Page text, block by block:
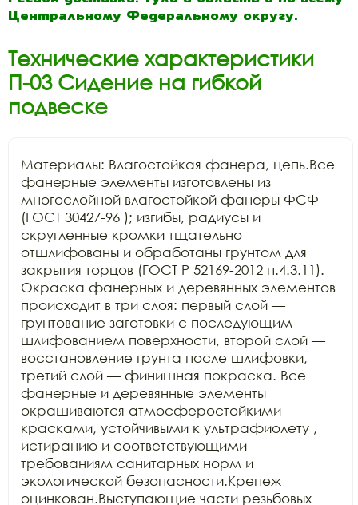
Центральному Федеральному округу.
Технические характеристики
П-03 Сидение на гибкой
подвеске
Материалы: Влагостойкая фанера, цепь.Все
фанерные элементы изготовлены из
многослойной влагостойкой фанеры ФСФ
(ГОСТ 30427-96 ); изгибы, радиусы и
скругленные кромки тщательно
отшлифованы и обработаны грунтом для
закрытия торцов (ГОСТ Р 52169-2012 п.4.3.11).
Окраска фанерных и деревянных элементов
происходит в три слоя: первый слой —
грунтование заготовки с последующим
шлифованием поверхности, второй слой —
восстановление грунта после шлифовки,
третий слой — финишная покраска. Все
фанерные и деревянные элементы
окрашиваются атмосферостойкими
красками, устойчивыми к ультрафиолету ,
истиранию и соответствующими
требованиям санитарных норм и
экологической безопасности.Крепеж
оцинкован.Выступающие части резьбовых